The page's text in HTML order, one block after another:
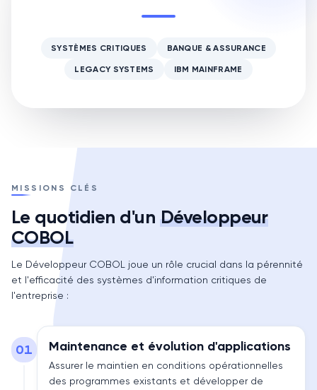
SYSTÈMES CRITIQUES BANQUE & ASSURANCE
LEGACY SYSTEMS IBM MAINFRAME
MISSIONS CLÉS
Le quotidien d'un Développeur
COBOL
Le Développeur COBOL joue un rôle crucial dans la pérennité
et l'efficacité des systèmes d'information critiques de
l'entreprise :
01 Maintenance et évolution d'applications
Assurer le maintien en conditions opérationnelles
des programmes existants et développer de